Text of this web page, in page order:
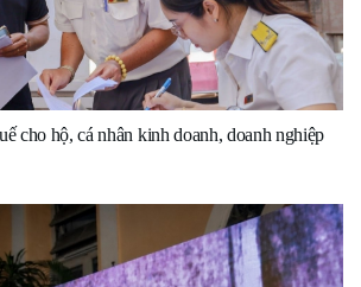
cho hộ, cá nhân kinh doanh, doanh nghiệp